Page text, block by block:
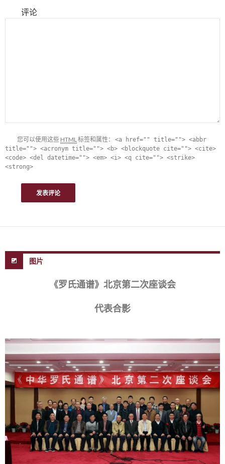
评论
您可以使用这些 HTML标签和属性： <a href="" title=""> <abbr
title=""> <acronym title=""> <b> <blockquote cite=""> <cite>
<code> <del datetime=""> <em> <i> <q cite=""> <strike>
<strong>
图片
《罗氏通谱》北京第二次座谈会
代表合影